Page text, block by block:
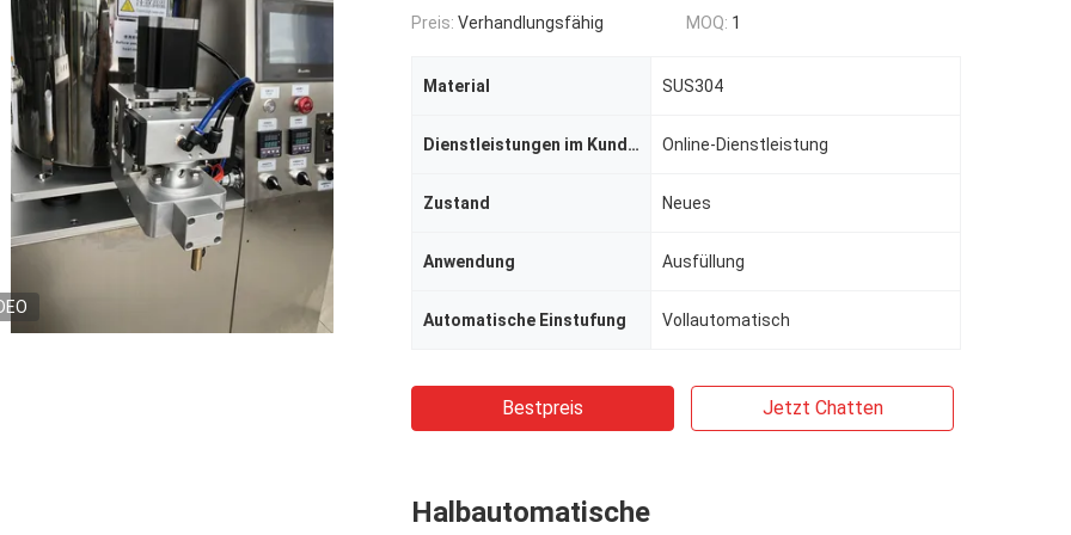
Preis: Verhandlungsfähig MOQ: 1
Material SUS304
Dienstleistungen im Kundendienst Online-Dienstleistung
Zustand Neues
Anwendung Ausfüllung
Automatische Einstufung Vollautomatisch
Bestpreis Jetzt Chatten
Halbautomatische